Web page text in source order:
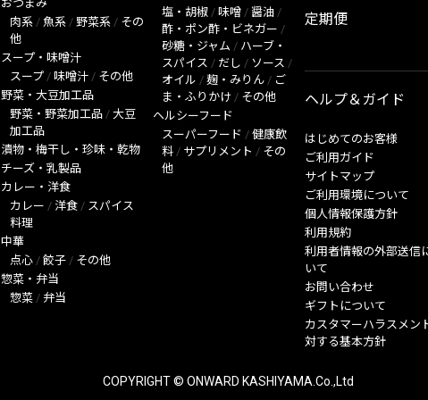
おつまみ
肉系 / 魚系 / 野菜系 / その
他
スープ・味噌汁
スープ / 味噌汁 / その他
野菜・大豆加工品
野菜・野菜加工品 / 大豆
加工品
漬物・梅干し・珍味・乾物
チーズ・乳製品
カレー・洋食
カレー / 洋食 / スパイス
料理
中華
点心 / 餃子 / その他
惣菜・弁当
惣菜 / 弁当
塩・胡椒 / 味噌 / 醤油 /
酢・ポン酢・ビネガー /
砂糖・ジャム / ハーブ・
スパイス / だし / ソース /
オイル / 麹・みりん / ご
ま・ふりかけ / その他
ヘルシーフード
スーパーフード / 健康飲
料 / サプリメント / その
他
定期便
ヘルプ＆ガイド
はじめてのお客様
ご利用ガイド
サイトマップ
ご利用環境について
個人情報保護方針
利用規約
利用者情報の外部送信
いて
お問い合わせ
ギフトについて
カスタマーハラスメン
対する基本方針
COPYRIGHT © ONWARD KASHIYAMA.Co.,Ltd